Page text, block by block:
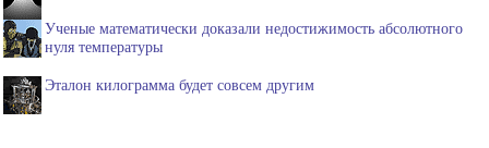
Ученые математически доказали недостижимость абсолютного
нуля температуры
Эталон килограмма будет совсем другим